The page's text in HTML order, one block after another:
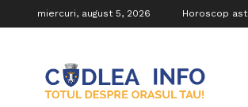
miercuri, august 5, 2026 Horoscop
Info